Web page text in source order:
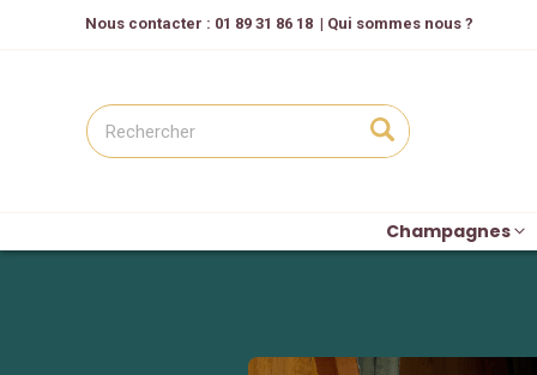
Nous contacter : 01 89 31 86 18 | Qui sommes nous ?
Champagnes